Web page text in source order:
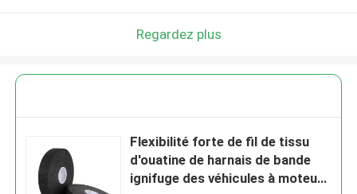
Regardez plus
Flexibilité forte de fil de tissu
d'ouatine de harnais de bande
ignifuge des véhicules à moteur